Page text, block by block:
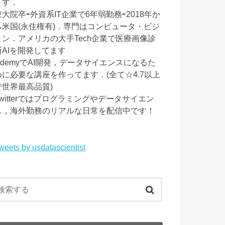
．
大院卒⇨外資系IT企業で6年弱勤務⇨2018年か
米国(永住権有)．専門はコンピュータ・ビジ
ン．アメリカの大手Tech企業で医療画像診
AIを開発してます
でAI開発，データサイエンスになるた
に必要な講座を作ってます．(全て☆4.7以上
世界最高品質)
ではプログラミングやデータサイエン
，海外勤務のリアルな日常を配信中です！
by usdatascientist